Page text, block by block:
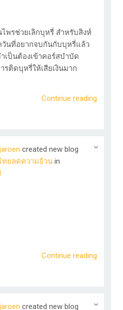
พรช่วยเลิกบุหรี่ สำหรับสิงห์
วันที่อยากจบกันกับบุหรี่แล้ว
เป็นต้องเข้าคอร์สบำบัด
รติดบุหรี่ให้เสียเงินมาก
Continue reading
created new blog
ทยลดความอ้วนin
Continue reading
created new blog